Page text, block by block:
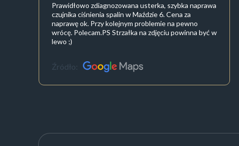
Prawidłowo zdiagnozowana usterka, szybka naprawa
czujnika ciśnienia spalin w Maździe 6. Cena za
naprawę ok. Przy kolejnym problemie na pewno
wrócę. Polecam.PS Strzałka na zdjęciu powinna być w
lewo ;)
Źródło: